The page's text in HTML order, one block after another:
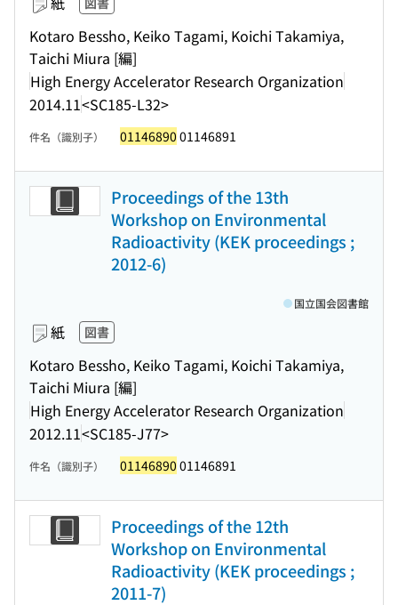
Kotaro Bessho, Keiko Tagami, Koichi Takamiya,
Taichi Miura [編]
High Energy Accelerator Research Organization
2014.11<SC185-L32>
件名（識別子） 01146890 01146891
Proceedings of the 13th
Workshop on Environmental
Radioactivity (KEK proceedings ;
2012-6)
紙 図書
Kotaro Bessho, Keiko Tagami, Koichi Takamiya,
Taichi Miura [編]
High Energy Accelerator Research Organization
2012.11<SC185-J77>
国立国会図書館
件名（識別子） 01146890 01146891
Proceedings of the 12th
Workshop on Environmental
Radioactivity (KEK proceedings ;
2011-7)